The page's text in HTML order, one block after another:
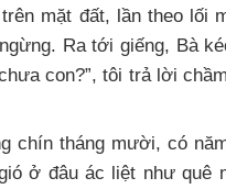
mặt đất, lần theo lối
Ra tới giếng, Bà
con?”, tôi trả lời
chín tháng mười, có
ở đâu ác liệt như quê